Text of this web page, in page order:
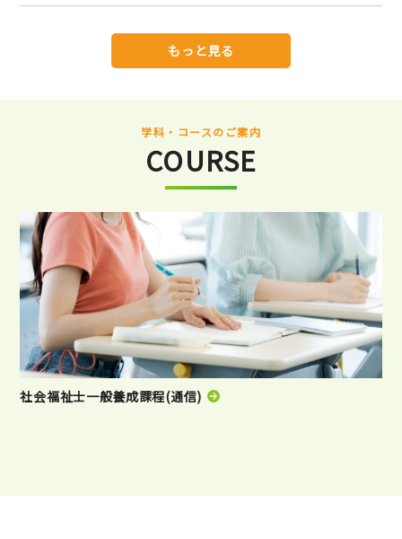
もっと見る
学科・コースのご案内
COURSE
社会福祉士一般養成課程(通信)